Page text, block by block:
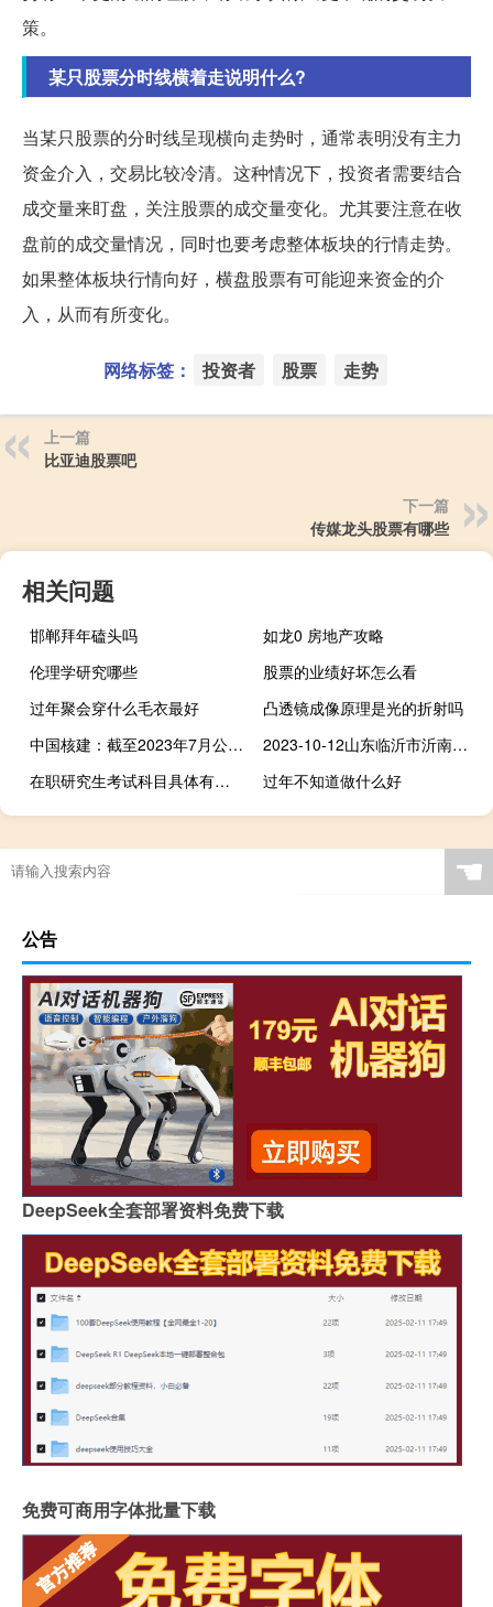
策。
某只股票分时线横着走说明什么?
当某只股票的分时线呈现横向走势时，通常表明没有主力
资金介入，交易比较冷清。这种情况下，投资者需要结合
成交量来盯盘，关注股票的成交量变化。尤其要注意在收
盘前的成交量情况，同时也要考虑整体板块的行情走势。
如果整体板块行情向好，横盘股票有可能迎来资金的介
入，从而有所变化。
网络标签： 投资者 股票 走势
上一篇
比亚迪股票吧
下一篇
传媒龙头股票有哪些
相关问题
邯郸拜年磕头吗
如龙0 房地产攻略
伦理学研究哪些
股票的业绩好坏怎么看
过年聚会穿什么毛衣最好
凸透镜成像原理是光的折射吗
中国核建：截至2023年7月公司累计新签合同701.81亿元
2023-10-12山东临沂市沂南县(白灵菇)的报价是多少
在职研究生考试科目具体有哪几门
过年不知道做什么好
☚
公告
DeepSeek全套部署资料免费下载
免费可商用字体批量下载